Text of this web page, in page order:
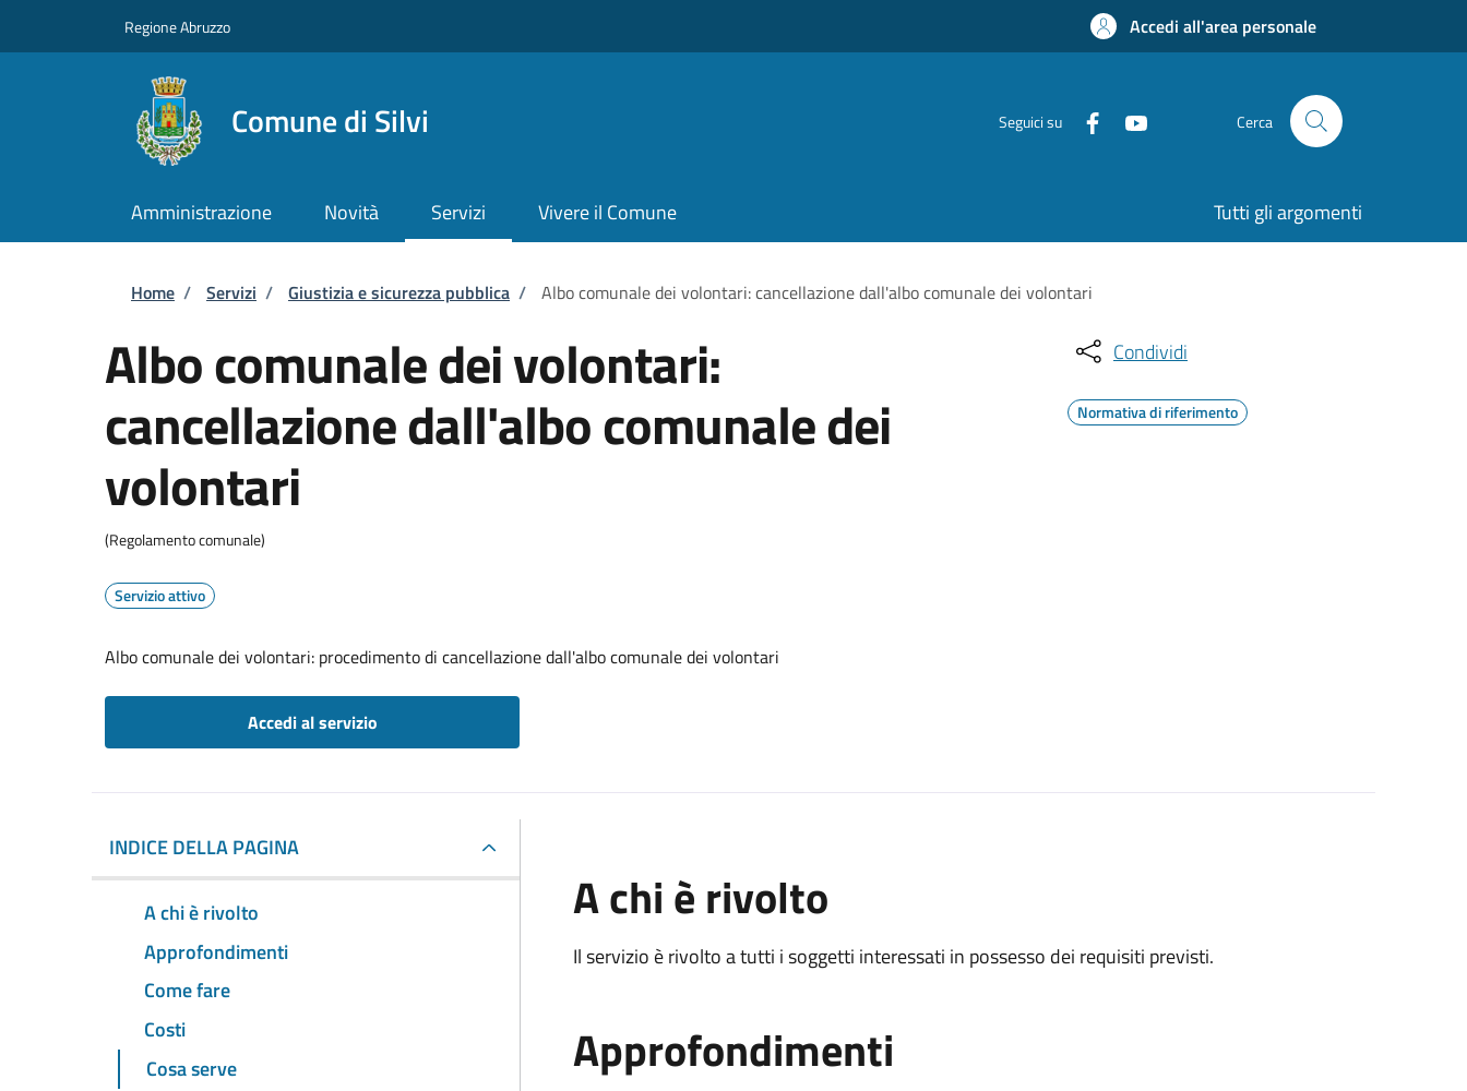
Regione Abruzzo Accedi all'area personale
Comune di Silvi Seguici su Cerca
Amministrazione Novità Servizi Vivere il Comune Tutti gli argomenti
Briciole di pane
Home / Servizi / Giustizia e sicurezza pubblica / Albo comunale dei volontari: cancellazione dall'albo comunale dei volontari
Albo comunale dei volontari:
cancellazione dall'albo comunale dei
volontari
(Regolamento comunale)
Servizio attivo
Albo comunale dei volontari: procedimento di cancellazione dall'albo comunale dei volontari
Accedi al servizio
Condividi
Normativa di riferimento
INDICE DELLA PAGINA
A chi è rivolto
Approfondimenti
Come fare
Costi
Cosa serve
A chi è rivolto
Il servizio è rivolto a tutti i soggetti interessati in possesso dei requisiti previsti.
Approfondimenti